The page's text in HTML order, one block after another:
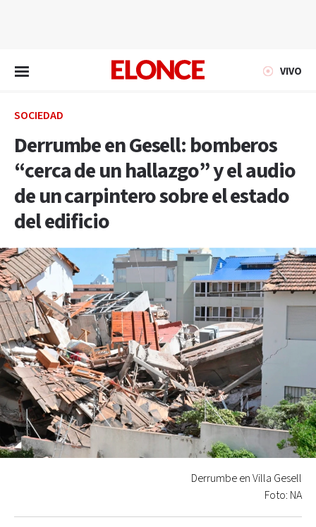
VIVO
SOCIEDAD
Derrumbe en Gesell: bomberos
“cerca de un hallazgo” y el audio
de un carpintero sobre el estado
del edificio
Derrumbe en Villa Gesell
Foto: NA